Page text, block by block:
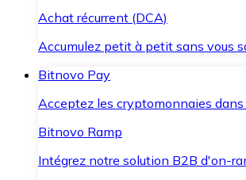
Achat récurrent (DCA)
Accumulez petit à petit sans vous
Bitnovo Pay
Acceptez les cryptomonnaies
Bitnovo Ramp
Intégrez notre solution B2B d'on-